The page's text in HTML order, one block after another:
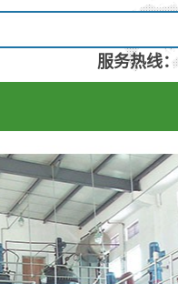
服务热线：